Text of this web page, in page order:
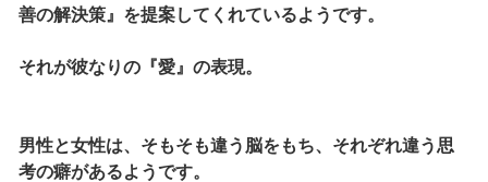
善の解決策』を提案してくれているようです。
それが彼なりの『愛』の表現。
男性と女性は、そもそも違う脳をもち、それぞれ違う思
考の癖があるようです。